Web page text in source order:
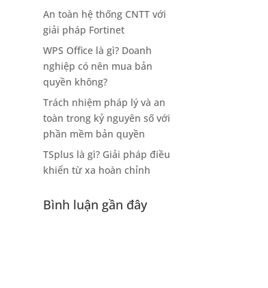
An toàn hệ thống CNTT với
giải pháp Fortinet
WPS Office là gì? Doanh
nghiệp có nên mua bản
quyền không?
Trách nhiệm pháp lý và an
toàn trong kỷ nguyên số với
phần mềm bản quyền
TSplus là gì? Giải pháp điều
khiển từ xa hoàn chỉnh
Bình luận gần đây